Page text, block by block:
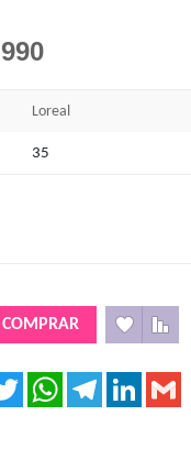
Loreal
35
Lista
Twitter WhatsAppTelegramLinkedIn